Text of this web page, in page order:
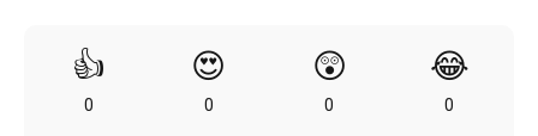
👍
0
😍
0
😲
0
😂
0